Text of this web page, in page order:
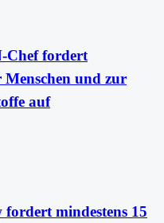
Chef fordert
Menschen und zur
auf
mindestens 15